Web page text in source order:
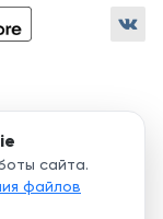
сайта.
файлов